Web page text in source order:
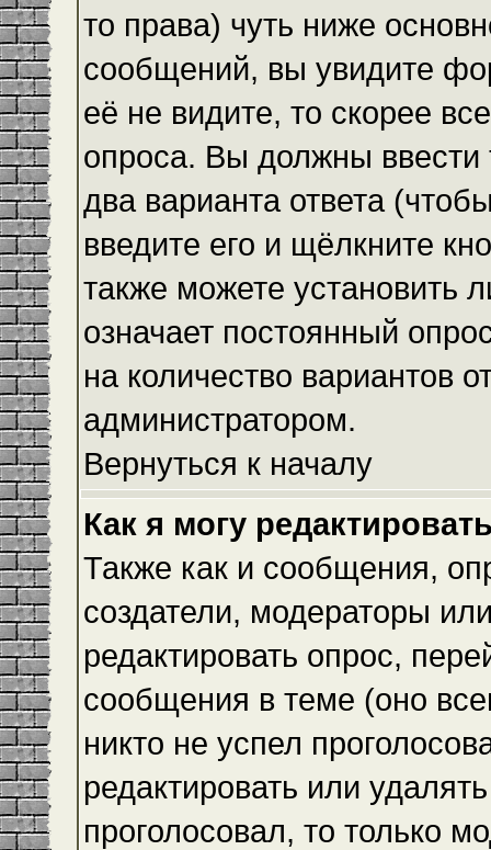
то права) чуть ниже
сообщений, вы увидите
её не видите, то скорее
опроса. Вы должны
два варианта ответа
введите его и щёлкните
также можете установить
означает постоянный
на количество вариантов
администратором.
Вернуться к началу
Как я могу
Также как и сообщения,
создатели, модераторы
редактировать опрос,
сообщения в теме (оно
никто не успел
редактировать или
проголосовал, то только